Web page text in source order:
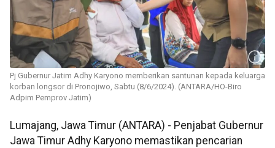
Pj Gubernur Jatim Adhy Karyono memberikan santunan kepada keluarga
korban longsor di Pronojiwo, Sabtu (8/6/2024). (ANTARA/HO-Biro
Adpim Pemprov Jatim)
Lumajang, Jawa Timur (ANTARA) - Penjabat Gubernur
Jawa Timur Adhy Karyono memastikan pencarian